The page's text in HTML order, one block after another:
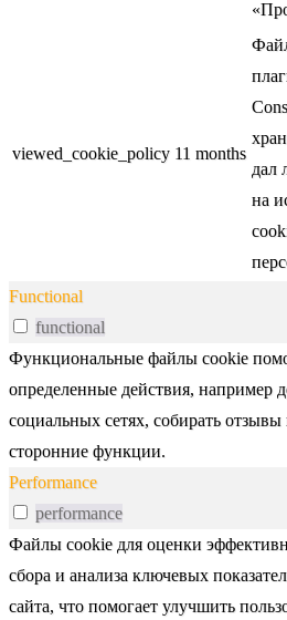
viewed_cookie_policy 11 months
дал
на
Functional
functional
Функциональные файлы cookie
определенные действия, например
социальных сетях, собирать отзывы
сторонние функции.
Performance
performance
Файлы cookie для оценки
сбора и анализа ключевых
сайта, что помогает улучшить